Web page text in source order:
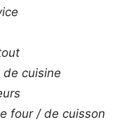
cuisine
four / de cuisson